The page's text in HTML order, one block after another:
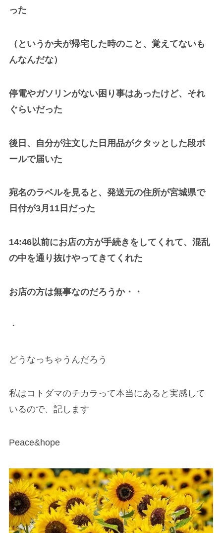
った
（というか夫が帰宅した時のこと、覚えてないも
んなんだな）
停電やガソリンがない困り事はあったけど、それ
ぐらいだった
後日、自分が注文した日用品がクタッとした段ボ
ールで届いた
宛名のラベルを見ると、発送元の住所が宮城県で
日付が3月11日だった
14:46以前にお店の方が手続きをしてくれて、混乱
の中を通り抜けやってきてくれた
お店の方は無事なのだろうか・・
・
どうなっちゃうんだろう
私はコトダマのチカラって本当にあると実感して
いるので、記します
Peace&hope